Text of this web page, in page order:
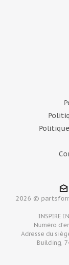
2026 ©
INSPIRE
Numéro
Adresse du
Building,